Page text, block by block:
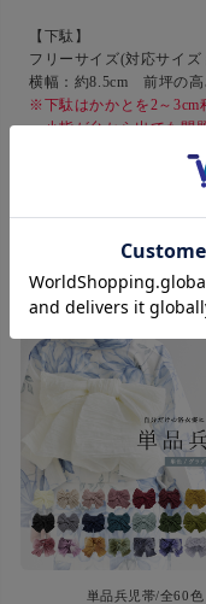
【下駄】
フリーサイズ(対応サイズ
横幅：約8.5cm 前坪の高
※下駄はかかとを2～3cm
小指が台から出ても問
実際の商品と色
なお、著
単品兵児帯/全60色